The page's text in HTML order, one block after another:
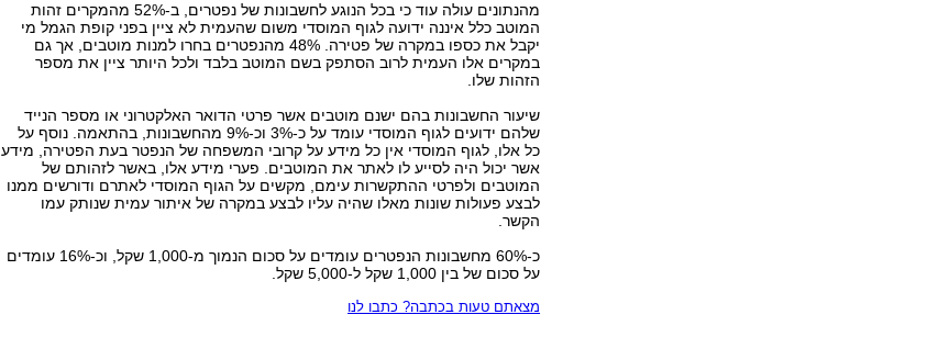
מהנתונים עולה עוד כי בכל הנוגע לחשבונות של נפטרים, ב-52% מהמקרים זהות
המוטב כלל איננה ידועה לגוף המוסדי משום שהעמית לא ציין בפני קופת הגמל מי
יקבל את כספו במקרה של פטירה. 48% מהנפטרים בחרו למנות מוטבים, אך גם
במקרים אלו העמית לרוב הסתפק בשם המוטב בלבד ולכל היותר ציין את מספר
הזהות שלו.
שיעור החשבונות בהם ישנם מוטבים אשר פרטי הדואר האלקטרוני או מספר הנייד
שלהם ידועים לגוף המוסדי עומד על כ-3% וכ-9% מהחשבונות, בהתאמה. נוסף על
כל אלו, לגוף המוסדי אין כל מידע על קרובי המשפחה של הנפטר בעת הפטירה, מידע
אשר יכול היה לסייע לו לאתר את המוטבים. פערי מידע אלו, באשר לזהותם של
המוטבים ולפרטי ההתקשרות עימם, מקשים על הגוף המוסדי לאתרם ודורשים ממנו
לבצע פעולות שונות מאלו שהיה עליו לבצע במקרה של איתור עמית שנותק עמו
הקשר.
כ-60% מחשבונות הנפטרים עומדים על סכום הנמוך מ-1,000 שקל, וכ-16% עומדים
על סכום של בין 1,000 שקל ל-5,000 שקל.
מצאתם טעות בכתבה? כתבו לנו